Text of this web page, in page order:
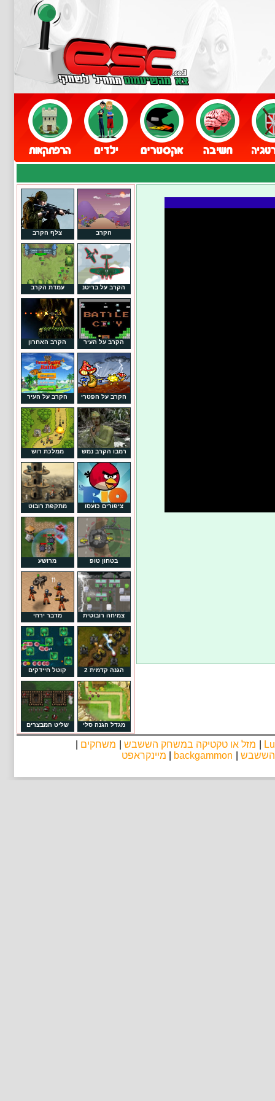
הקרב צלף הקרב
הקרב על בריטנ עמדת הקרב
הקרב על העיר הקרב האחרון
הקרב על הפטרי הקרב על העיר
רמבו הקרב נמש ממלכת רוש
ציפורים כועסו מתקפת רובוט
בטחון טופ מרושע
צמיחה רובוטית מדבר ירחי
הגנה קדמית 2 קוטל חיידקים
מגדל הגנה סלי שליט המבצרים
מזל או טקטיקה במשחק הששבש משחקים
הששבש
backgammon מיינקראפט